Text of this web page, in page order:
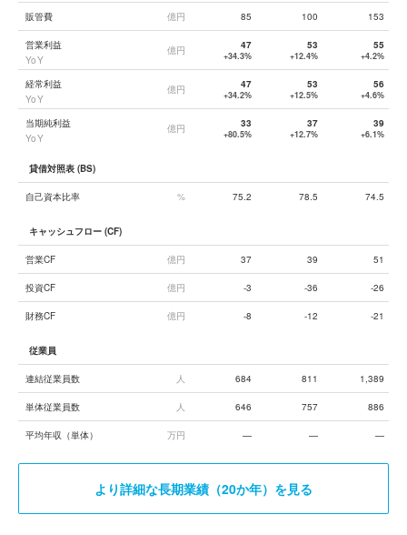
販管費 億円 85 100 153
営業利益
YoY
億円 47
+34.3%
53
+12.4%
55
+4.2%
経常利益
YoY
億円 47
+34.2%
53
+12.5%
56
+4.6%
当期純利益
YoY
億円 33
+80.5%
37
+12.7%
39
+6.1%
貸借対照表 (BS)
自己資本比率 % 75.2 78.5 74.5
キャッシュフロー (CF)
営業CF 億円 37 39 51
投資CF 億円 -3 -36 -26
財務CF 億円 -8 -12 -21
従業員
連結従業員数 人 684 811 1,389
単体従業員数 人 646 757 886
平均年収（単体） 万円 — — —
より詳細な長期業績（20か年）を見る